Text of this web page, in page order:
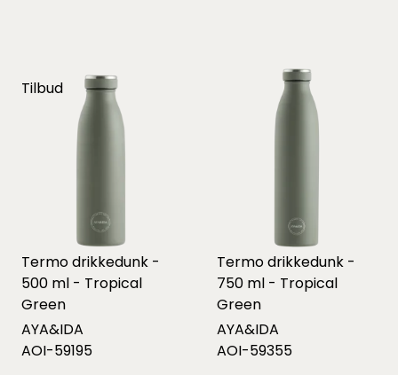
Tilbud
Termo drikkedunk -
500 ml - Tropical
Green
AYA&IDA
AOI-59195
Termo drikkedunk -
750 ml - Tropical
Green
AYA&IDA
AOI-59355